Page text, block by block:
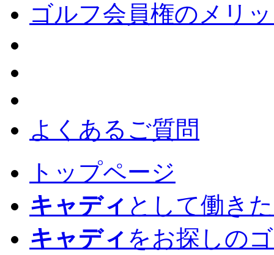
ゴルフ会員権のメリ
よくあるご質問
トップページ
キャディ として働き
キャディ をお探しの